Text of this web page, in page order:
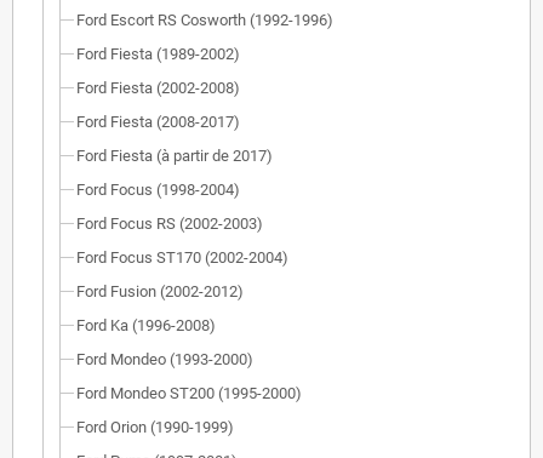
Ford Escort RS Cosworth (1992-1996)
Ford Fiesta (1989-2002)
Ford Fiesta (2002-2008)
Ford Fiesta (2008-2017)
Ford Fiesta (à partir de 2017)
Ford Focus (1998-2004)
Ford Focus RS (2002-2003)
Ford Focus ST170 (2002-2004)
Ford Fusion (2002-2012)
Ford Ka (1996-2008)
Ford Mondeo (1993-2000)
Ford Mondeo ST200 (1995-2000)
Ford Orion (1990-1999)